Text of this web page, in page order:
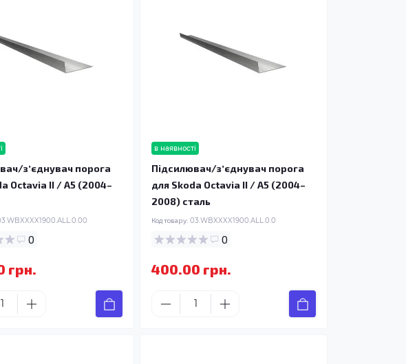
зʼєднувач порога
Octavia II / A5 (2004–
0
грн.
в наявності
Підсилювач/зʼєднувач порога
для Skoda Octavia II / A5 (2004–
2008) сталь
Код товару: 03.WBXXXX1900.ALL.0.0
0
400.00 грн.